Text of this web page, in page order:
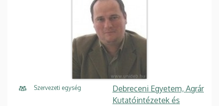
Szervezeti egység
Debreceni Egyetem, Agrár
Kutatóintézetek és